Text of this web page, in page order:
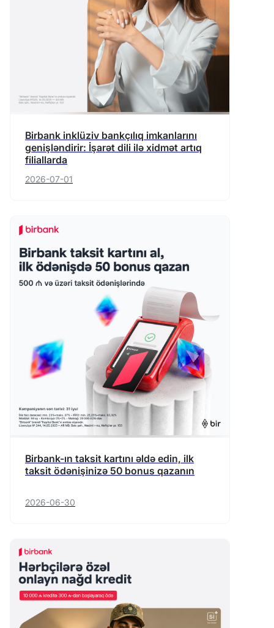
Birbank inklüziv bankçılıq imkanlarını
genişləndirir: İşarət dili ilə xidmət artıq
filiallarda
2026-07-01
Birbank-ın taksit kartını əldə edin, ilk
taksit ödənişinizə 50 bonus qazanın
2026-06-30